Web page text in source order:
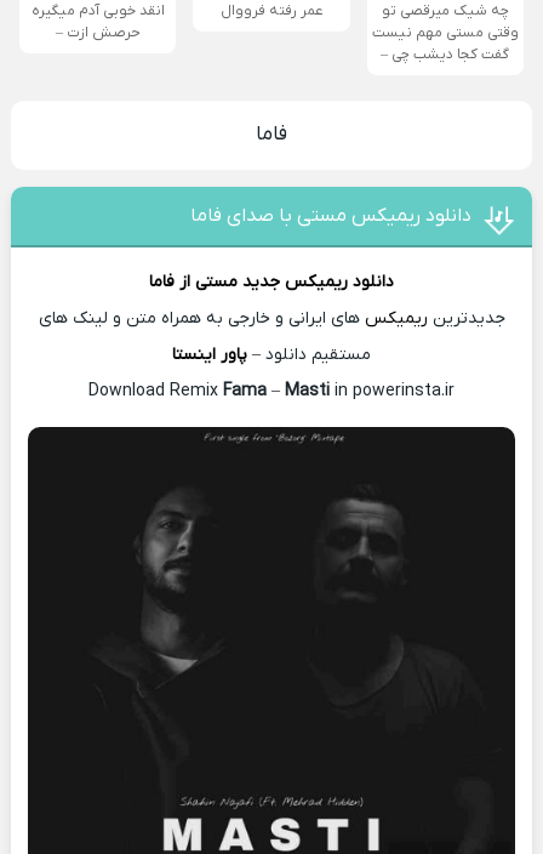
چه شیک میرقصی تو
وقتی مستی مهم نیست
گفت کجا دیشب چی –
عمر رفته فرووال
انقد خوبی آدم میگیره
حرصش ازت –
فاما
دانلود ریمیکس مستی با صدای فاما
دانلود ریمیکس جدید مستی از فاما
جدیدترین ریمیکس های ایرانی و خارجی به همراه متن و لینک های
مستقیم دانلود – پاور اینستا
Download Remix
Fama– Masti in powerinsta.ir